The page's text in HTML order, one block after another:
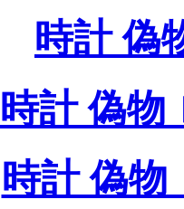
時計 偽
時計 偽物
時計 偽物